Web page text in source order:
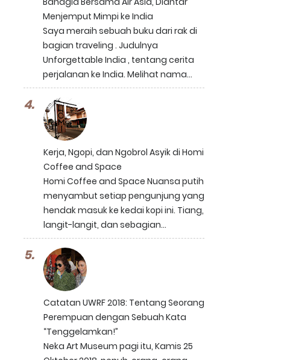
Menjemput Mimpi ke India
Saya meraih sebuah buku dari rak di
bagian traveling . Judulnya
Unforgettable India , tentang cerita
perjalanan ke India. Melihat nama...
Kerja, Ngopi, dan Ngobrol Asyik di Homi
Coffee and Space
Homi Coffee and Space Nuansa putih
menyambut setiap pengunjung yang
hendak masuk ke kedai kopi ini. Tiang,
langit-langit, dan sebagian...
Catatan UWRF 2018: Tentang Seorang
Perempuan dengan Sebuah Kata
“Tenggelamkan!”
Neka Art Museum pagi itu, Kamis 25